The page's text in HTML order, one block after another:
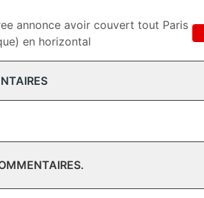
annonce avoir couvert tout Paris
en horizontal